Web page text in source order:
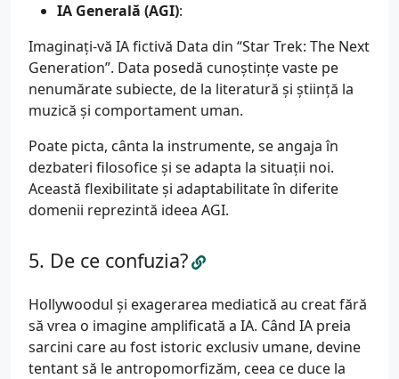
IA Generală (AGI):
Imaginați-vă IA fictivă Data din “Star Trek: The Next
Generation”. Data posedă cunoștințe vaste pe
nenumărate subiecte, de la literatură și știință la
muzică și comportament uman.
Poate picta, cânta la instrumente, se angaja în
dezbateri filosofice și se adapta la situații noi.
Această flexibilitate și adaptabilitate în diferite
domenii reprezintă ideea AGI.
De ce confuzia?
Hollywoodul și exagerarea mediatică au creat fără
să vrea o imagine amplificată a IA. Când IA preia
sarcini care au fost istoric exclusiv umane, devine
tentant să le antropomorfizăm, ceea ce duce la